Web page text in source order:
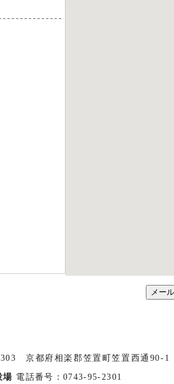
京都府相楽郡笠置町笠置西通90-1
場 電話番号：0743-95-2301